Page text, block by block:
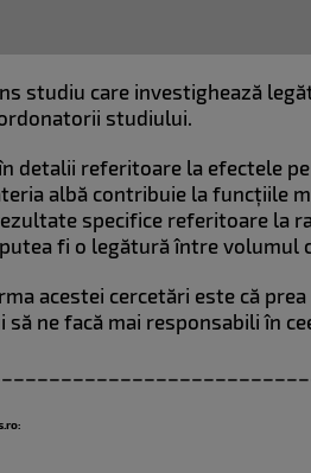
studiu care investighează
studiului.
detalii referitoare la efectele
albă contribuie la funcțiile
specifice referitoare la
fi o legătură între volumul
acestei cercetări este că
să ne facă mai responsabili în